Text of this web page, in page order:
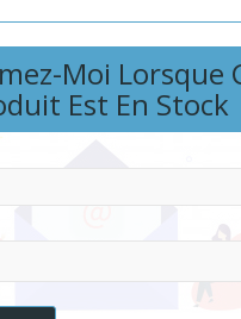
Moi Lorsque
Est En Stock